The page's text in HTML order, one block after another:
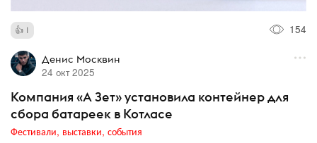
1 154
Денис Москвин
24 окт 2025
Компания «А Зет» установила контейнер для
сбора батареек в Котласе
Фестивали, выставки, события